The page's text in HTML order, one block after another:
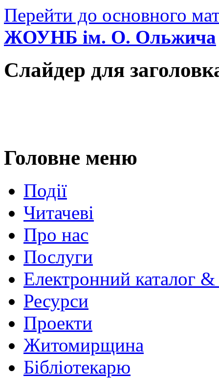
Перейти до основного
ЖОУНБ ім. О. Ольжича
Слайдер для
Головне меню
Події
Читачеві
Про нас
Послуги
Електронний каталог
Ресурси
Проекти
Житомирщина
Бібліотекарю